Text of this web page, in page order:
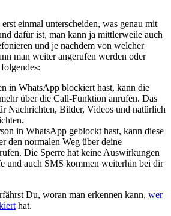
einmal unterscheiden, was genau mit
dafür ist, man kann ja mittlerweile auch
und je nachdem von welcher
man weiter angerufen werden oder
in WhatsApp blockiert hast, kann die
über die Call-Funktion anrufen. Das
Nachrichten, Bilder, Videos und natürlich
in WhatsApp geblockt hast, kann diese
den normalen Weg über deine
Die Sperre hat keine Auswirkungen
und auch SMS kommen weiterhin bei dir
Du, woran man erkennen kann, wer
hat.